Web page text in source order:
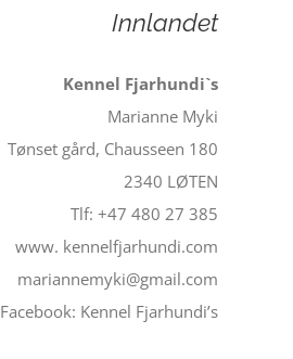
Innlandet
Kennel Fjarhundi`s
Marianne Myki
Tønset gård, Chausseen 180
2340 LØTEN
Tlf: +47 480 27 385
www. kennelfjarhundi.com
mariannemyki@gmail.com
Facebook: Kennel Fjarhundi’s